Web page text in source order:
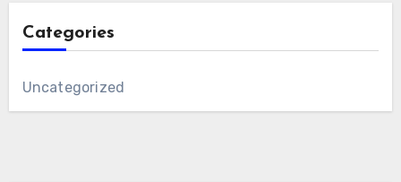
Categories
Uncategorized